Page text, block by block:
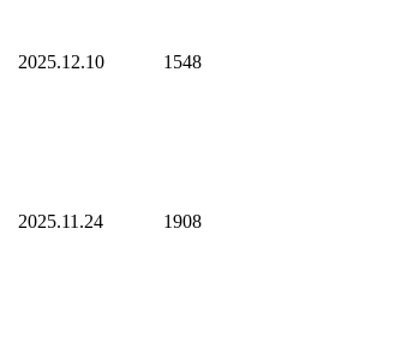
2025.12.10 1548
2025.11.24 1908